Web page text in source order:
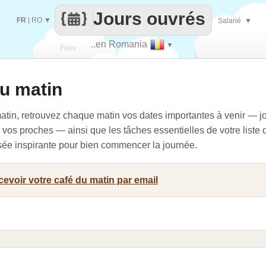
Faire ..en Romania ▼
Jours ouvrés
FR RO ▼ Salarié ▼
matin
retrouvez chaque matin vos dates importantes à venir —
proches — ainsi que les tâches essentielles de votre liste
inspirante pour bien commencer la journée.
votre café du matin par email